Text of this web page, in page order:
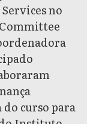
no
curso para